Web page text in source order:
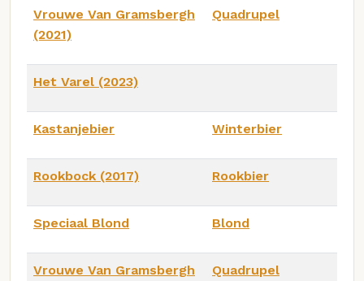
Vrouwe Van Gramsbergh
(2021)
Quadrupel
Het Varel (2023)
Kastanjebier Winterbier
Rookbock (2017) Rookbier
Speciaal Blond Blond
Vrouwe Van Gramsbergh
Quadrupel